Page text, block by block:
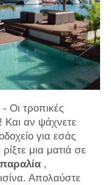
- Οι τροπικές
Και αν ψάχνετε
για εσάς
μια ματιά σε
παραλία,
Απολαύστε